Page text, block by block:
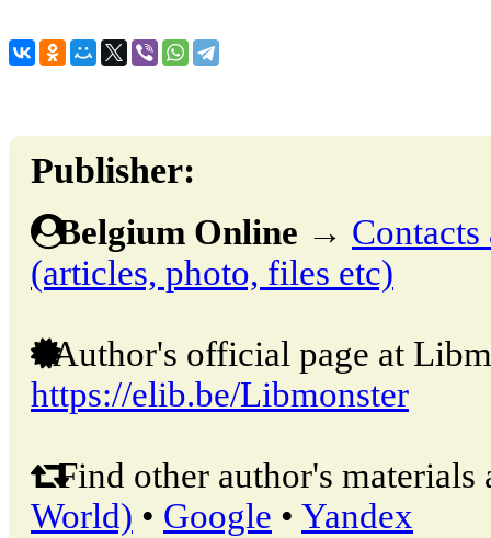
Publisher:
Belgium Online →
(articles, photo, files etc)
Author's official page at
https://elib.be/Libmonster
Find other author's materials
World) • Google • Yandex